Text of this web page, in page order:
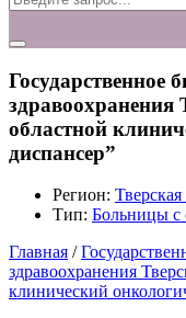
Государственное
здравоохранения
областной
диспансер”
Регион: Тверская
Тип: Больницы с
Главная /
здравоохранения
клинический